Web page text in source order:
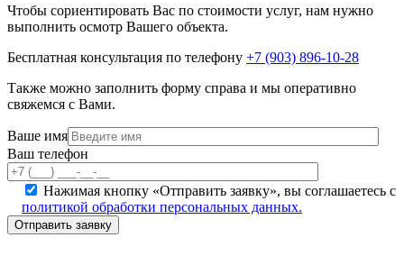
Чтобы сориентировать Вас по стоимости услуг, нам нужно
выполнить осмотр Вашего объекта.
Бесплатная консультация по телефону +7 (903) 896-10-28
Также можно заполнить форму справа и мы оперативно
свяжемся с Вами.
Ваше имя
Ваш телефон
Нажимая кнопку «Отправить заявку», вы соглашаетесь с
политикой обработки персональных данных.